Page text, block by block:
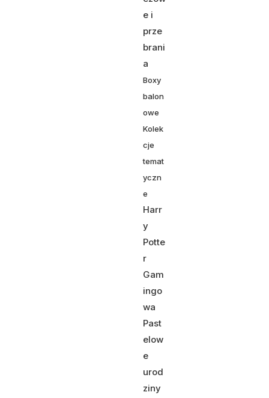
e i
prze
brani
a
Boxy
balon
owe
Kolek
cje
temat
yczn
e
Harr
y
Potte
r
Gam
ingo
wa
Past
elow
e
urod
ziny